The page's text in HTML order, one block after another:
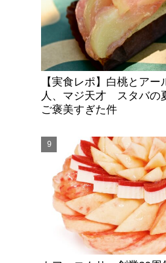
【実食レポ】白桃とア
人、マジ天才 スタバの
ご褒美すぎた件